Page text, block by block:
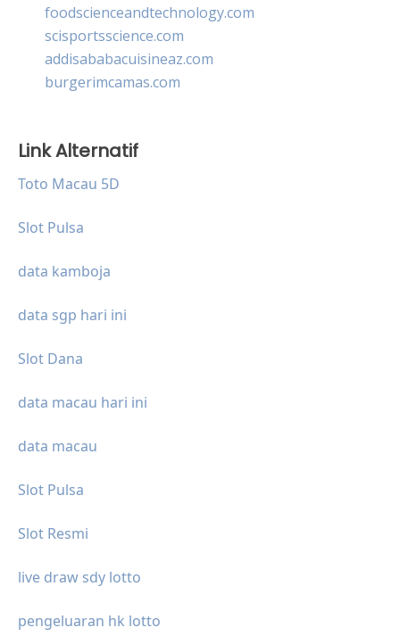
foodscienceandtechnology.com
scisportsscience.com
addisababacuisineaz.com
burgerimcamas.com
Link Alternatif
Toto Macau 5D
Slot Pulsa
data kamboja
data sgp hari ini
Slot Dana
data macau hari ini
data macau
Slot Pulsa
Slot Resmi
live draw sdy lotto
pengeluaran hk lotto